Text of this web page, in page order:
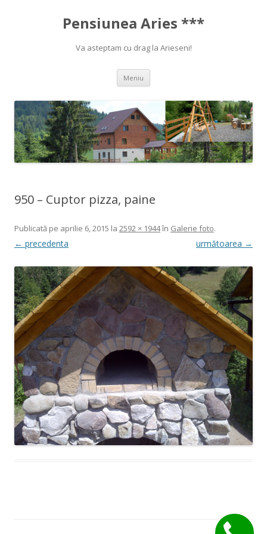
Pensiunea Aries ***
Va asteptam cu drag la Arieseni!
Meniu
950 – Cuptor pizza, paine
Publicată pe aprilie 6, 2015 la 2592 × 1944în Galerie foto.
← precedenta următoarea →